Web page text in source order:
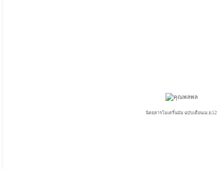
นิตยสารโมเดริ์นมัม ฉบับเดือนเม.ย.52